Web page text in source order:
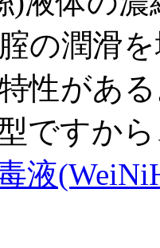
の潤滑
性があ
ですか
液